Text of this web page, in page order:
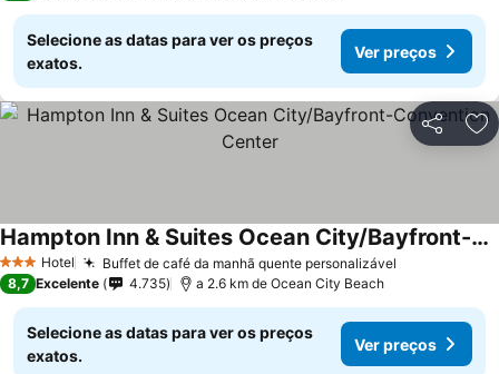
Selecione as datas para ver os preços
exatos.
Ver preços
Partilhar
3 EstrelasHotel Buffet de café da manhã quente personalizável
Hampton Inn & Suites Ocean City/Bayfront-Convention Center
Ver preços
8,7 Excelente 4.735 a 2.6 km de Ocean City Beach
Selecione as datas para ver os preços
exatos.
Ver preços